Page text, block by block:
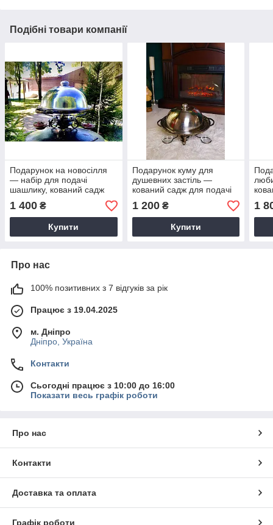
Подібні товари компанії
Подарунок на новосілля
— набір для подачі
шашлику, кований садж
для сервірування, 36см
1 400 ₴
Купити
Подарунок куму для
душевних застіль —
кований садж для подачі
м’яса та барбекю, 32см
1 200₴
Купити
1
Про нас
100% позитивних з 7 відгуків за рік
Працює з 19.04.2025
м. Дніпро
Дніпро, Україна
Контакти
Сьогодні працює з 10:00 до 16:00
Показати весь графік роботи
Про нас
Контакти
Доставка та оплата
Графік роботи